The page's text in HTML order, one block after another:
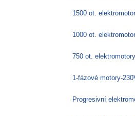
1500 ot.
1000 ot.
750 ot. elektromotory
1-fázové motory-
Progresivní